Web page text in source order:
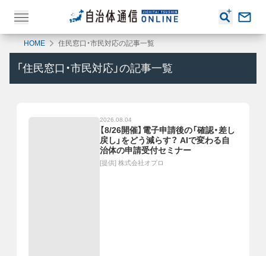
HOME 住民窓口・市民対応の記事一覧
「 住民窓口・市民対応 」の記事一覧
2026.08.04
【8/26開催】電子申請後の「確認・差し
戻し」をどう減らす？ AIで変わる自
治体の申請受付セミナー
[提供] 株式会社オプロ